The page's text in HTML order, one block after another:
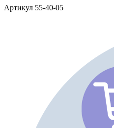
Артикул 55-40-05